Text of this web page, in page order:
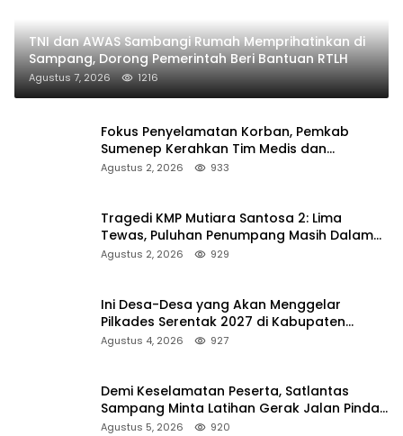
TNI dan AWAS Sambangi Rumah Memprihatinkan di
Sampang, Dorong Pemerintah Beri Bantuan RTLH
Agustus 7, 2026 1216
Fokus Penyelamatan Korban, Pemkab
Sumenep Kerahkan Tim Medis dan
Ambulans ke Pelabuhan Kalianget
Agustus 2, 2026 933
Tragedi KMP Mutiara Santosa 2: Lima
Tewas, Puluhan Penumpang Masih Dalam
Pencarian
Agustus 2, 2026 929
Ini Desa-Desa yang Akan Menggelar
Pilkades Serentak 2027 di Kabupaten
Sumenep
Agustus 4, 2026 927
Demi Keselamatan Peserta, Satlantas
Sampang Minta Latihan Gerak Jalan Pindah
ke Lokasi Aman
Agustus 5, 2026 920